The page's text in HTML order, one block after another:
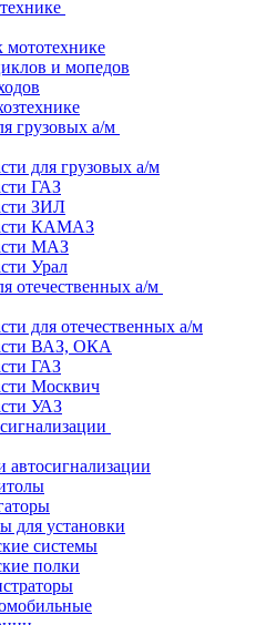
мототехнике
и мопедов
грузовых а/м
для грузовых а/м
ГАЗ
ЗИЛ
КАМАЗ
МАЗ
Урал
отечественных а/м
для отечественных а/м
ВАЗ, ОКА
ГАЗ
Москвич
УАЗ
автосигнализации
для установки
системы
полки